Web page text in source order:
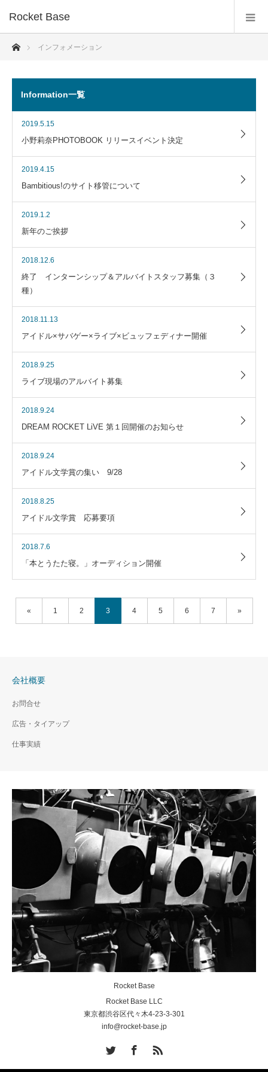
Rocket Base
ホームインフォメーション
Information一覧
2019.5.15
小野莉奈PHOTOBOOK リリースイベント決定
2019.4.15
Bambitious!のサイト移管について
2019.1.2
新年のご挨拶
2018.12.6
終了 インターンシップ＆アルバイトスタッフ募集（３
種）
2018.11.13
アイドル×サバゲー×ライブ×ビュッフェディナー開催
2018.9.25
ライブ現場のアルバイト募集
2018.9.24
DREAM ROCKET LiVE 第１回開催のお知らせ
2018.9.24
アイドル文学賞の集い 9/28
2018.8.25
アイドル文学賞 応募要項
2018.7.6
「本とうたた寝。」オーディション開催
« 1 2 3 4 5 6 7 »
会社概要
お問合せ
広告・タイアップ
仕事実績
Rocket Base
Rocket Base LLC
東京都渋谷区代々木4-23-3-301
info@rocket-base.jp